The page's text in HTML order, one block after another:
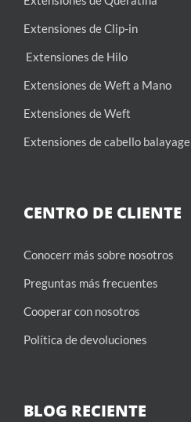
Extensiones de Clip-in
Extensiones de Hilo
Extensiones de Weft a Mano
Extensiones de Weft
Extensiones de cabello balayage
CENTRO DE CLIENTE
Conocerr más sobre nosotros
Preguntas más frecuentes
Cooperar con nosotros
Política de devoluciones
BLOG RECIENTE